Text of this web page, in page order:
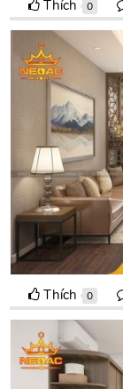
Thích 0
Thích 0